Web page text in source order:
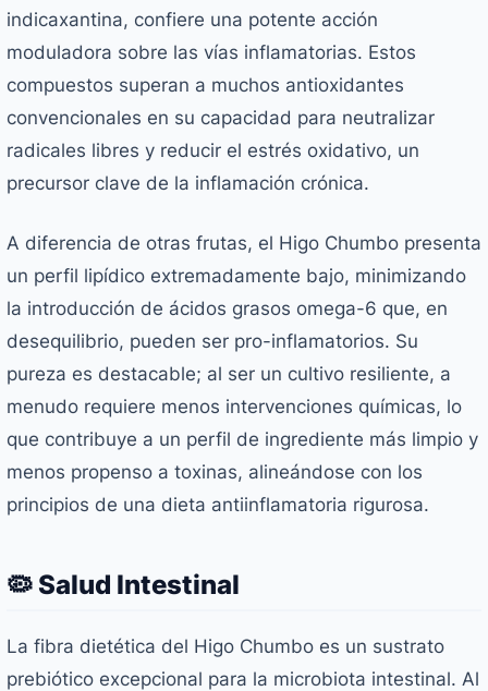
indicaxantina, confiere una potente acción
moduladora sobre las vías inflamatorias. Estos
compuestos superan a muchos antioxidantes
convencionales en su capacidad para neutralizar
radicales libres y reducir el estrés oxidativo, un
precursor clave de la inflamación crónica.
A diferencia de otras frutas, el Higo Chumbo presenta
un perfil lipídico extremadamente bajo, minimizando
la introducción de ácidos grasos omega-6 que, en
desequilibrio, pueden ser pro-inflamatorios. Su
pureza es destacable; al ser un cultivo resiliente, a
menudo requiere menos intervenciones químicas, lo
que contribuye a un perfil de ingrediente más limpio y
menos propenso a toxinas, alineándose con los
principios de una dieta antiinflamatoria rigurosa.
🦠 Salud Intestinal
La fibra dietética del Higo Chumbo es un sustrato
prebiótico excepcional para la microbiota intestinal. Al